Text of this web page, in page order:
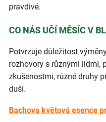
pravdivé.
CO NÁS UČÍ MĚSÍC V
Potvrzuje důležitost
rozhovory s různými lidmi,
zkušenostmi, různé druhy
duši.
Bachova květová esence